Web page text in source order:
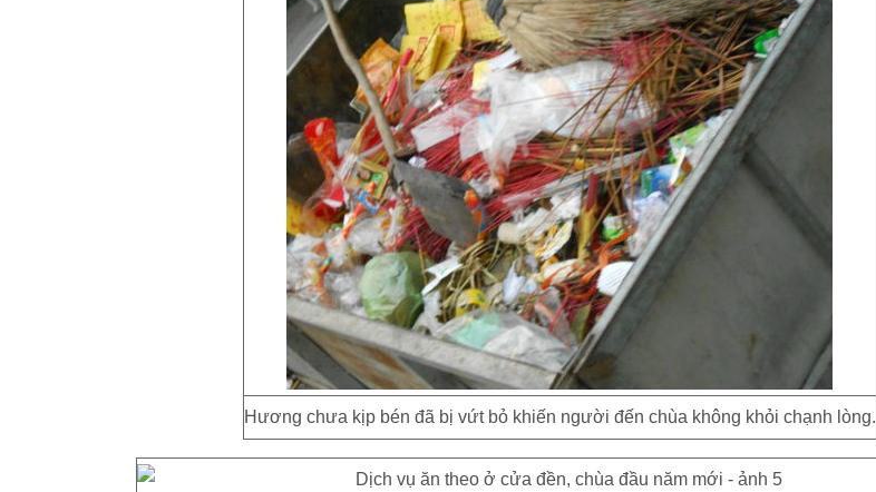
Hương chưa kịp bén đã bị vứt bỏ khiến người đến chùa không khỏi chạnh lòng.